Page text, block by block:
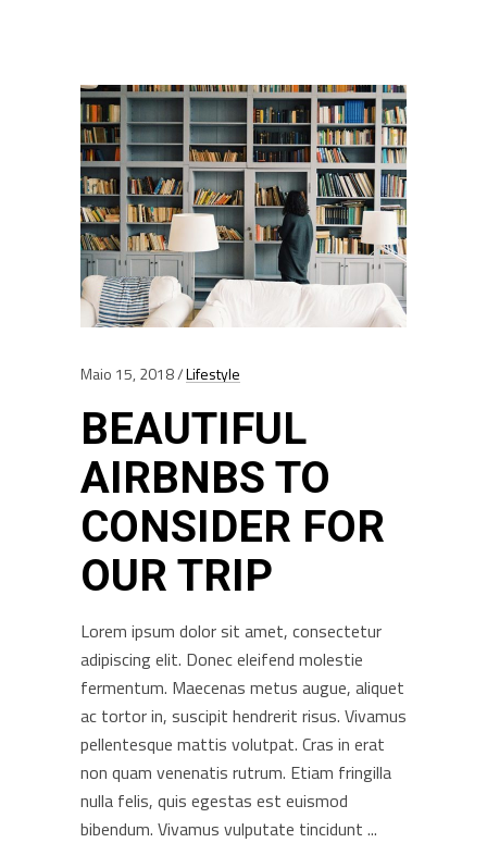
Maio 15, 2018 Lifestyle
BEAUTIFUL
AIRBNBS TO
CONSIDER FOR
OUR TRIP
Lorem ipsum dolor sit amet, consectetur
adipiscing elit. Donec eleifend molestie
fermentum. Maecenas metus augue, aliquet
ac tortor in, suscipit hendrerit risus. Vivamus
pellentesque mattis volutpat. Cras in erat
non quam venenatis rutrum. Etiam fringilla
nulla felis, quis egestas est euismod
bibendum. Vivamus vulputate tincidunt